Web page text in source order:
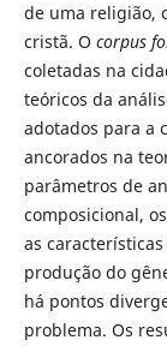
de uma religião,
cristã. O corpus
coletadas na
teóricos da
adotados para a
ancorados na
parâmetros de
composicional,
as
produção do
há pontos
problema. Os